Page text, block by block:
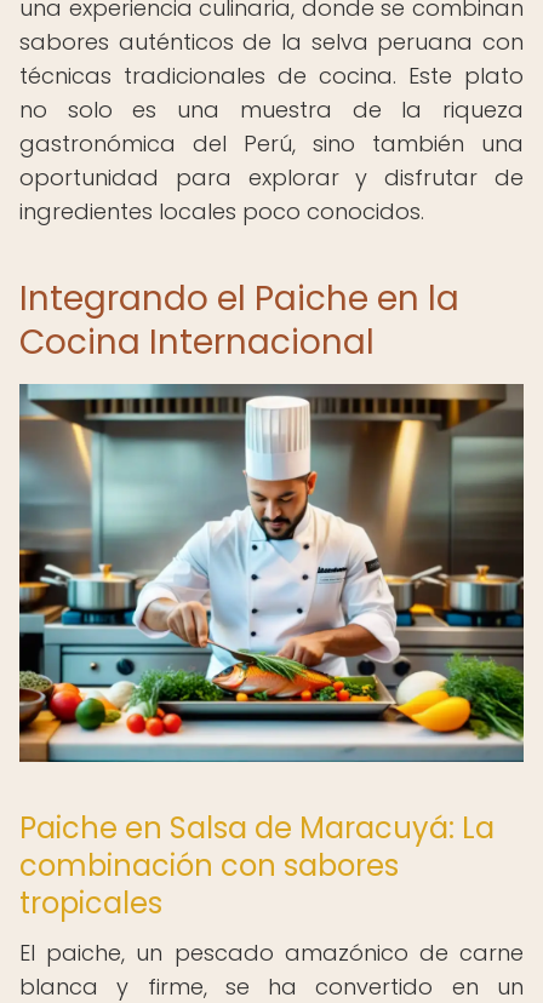
una experiencia culinaria, donde se combinan
sabores auténticos de la selva peruana con
técnicas tradicionales de cocina. Este plato
no solo es una muestra de la riqueza
gastronómica del Perú, sino también una
oportunidad para explorar y disfrutar de
ingredientes locales poco conocidos.
Integrando el Paiche en la
Cocina Internacional
Paiche en Salsa de Maracuyá: La
combinación con sabores
tropicales
El paiche, un pescado amazónico de carne
blanca y firme, se ha convertido en un